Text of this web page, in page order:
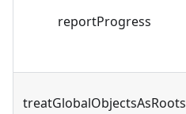
reportProgress
treatGlobalObjectsAsRoots